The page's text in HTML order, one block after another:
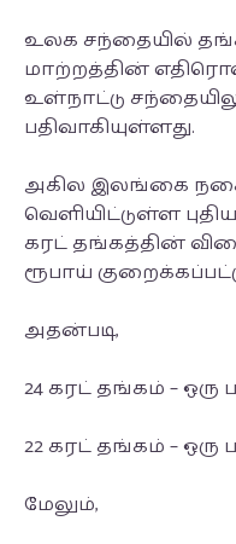
உலக சந்தையில்
மாற்றத்தின்
உள்நாட்டு
பதிவாகியுள்ளது.
அகில இலங்கை
வெளியிட்டுள்ள
கரட் தங்கத்தின் விலை
ரூபாய்
அதன்படி,
24 கரட் தங்கம் – ஒரு
22 கரட் தங்கம் – ஒரு
மேலும்,